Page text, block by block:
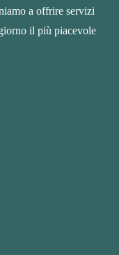
a offrire servizi
il più piacevole